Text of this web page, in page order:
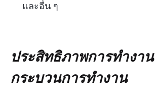
และอื่น ๆ
ประสิทธิภาพการทำงา
กระบวนการทำงาน